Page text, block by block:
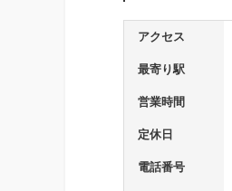
アクセス
最寄り駅
営業時間
定休日
電話番号